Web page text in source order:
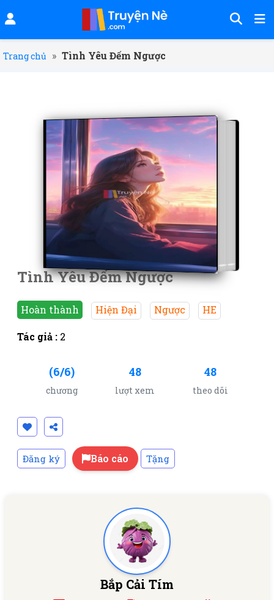
Trang chủ » Tình Yêu Đếm Ngược
Tình Yêu Đếm Ngược
Hoàn thành Hiện Đại Ngược HE
Tác giả : 2
(6/6)
chương
48
lượt xem
48
theo dõi
Đăng ký Báo cáo Tặng
Bắp Cải Tím